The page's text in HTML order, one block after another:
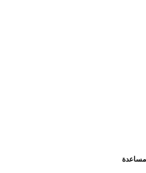
مساعدة